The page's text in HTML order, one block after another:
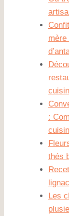
:
thés
Les